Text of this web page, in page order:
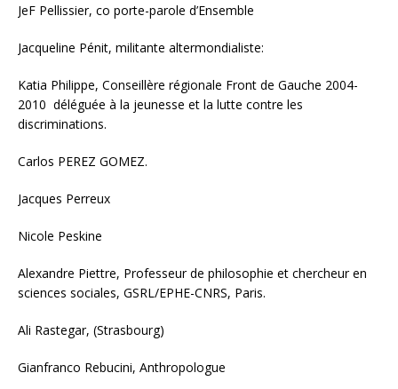
JeF Pellissier, co porte-parole d’Ensemble
Jacqueline Pénit, militante altermondialiste:
Katia Philippe, Conseillère régionale Front de Gauche 2004-
2010 déléguée à la jeunesse et la lutte contre les
discriminations.
Carlos PEREZ GOMEZ.
Jacques Perreux
Nicole Peskine
Alexandre Piettre, Professeur de philosophie et chercheur en
sciences sociales, GSRL/EPHE-CNRS, Paris.
Ali Rastegar, (Strasbourg)
Gianfranco Rebucini, Anthropologue